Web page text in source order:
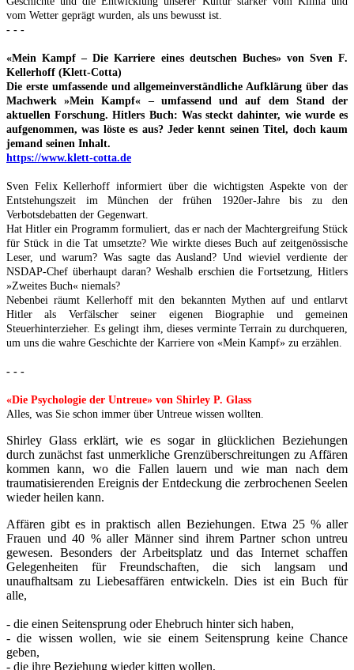
vom Wetter geprägt wurden, als uns bewusst ist.
- - -
«Mein Kampf – Die Karriere eines deutschen Buches» von Sven F.
Kellerhoff (Klett-Cotta)
Die erste umfassende und allgemeinverständliche Aufklärung über das
Machwerk »Mein Kampf« – umfassend und auf dem Stand der
aktuellen Forschung. Hitlers Buch: Was steckt dahinter, wie wurde es
aufgenommen, was löste es aus? Jeder kennt seinen Titel, doch kaum
jemand seinen Inhalt.
https://www.klett-cotta.de
Sven Felix Kellerhoff informiert über die wichtigsten Aspekte von der
Entstehungszeit im München der frühen 1920er-Jahre bis zu den
Verbotsdebatten der Gegenwart.
Hat Hitler ein Programm formuliert, das er nach der Machtergreifung Stück
für Stück in die Tat umsetzte? Wie wirkte dieses Buch auf zeitgenössische
Leser, und warum? Was sagte das Ausland? Und wieviel verdiente der
NSDAP-Chef überhaupt daran? Weshalb erschien die Fortsetzung, Hitlers
»Zweites Buch« niemals?
Nebenbei räumt Kellerhoff mit den bekannten Mythen auf und entlarvt
Hitler als Verfälscher seiner eigenen Biographie und gemeinen
Steuerhinterzieher. Es gelingt ihm, dieses verminte Terrain zu durchqueren,
um uns die wahre Geschichte der Karriere von «Mein Kampf» zu erzählen.
- - -
«Die Psychologie der Untreue» von Shirley P. Glass
Alles, was Sie schon immer über Untreue wissen wollten.
Shirley Glass erklärt, wie es sogar in glücklichen Beziehungen
durch zunächst fast unmerkliche Grenzüberschreitungen zu Affären
kommen kann, wo die Fallen lauern und wie man nach dem
traumatisierenden Ereignis der Entdeckung die zerbrochenen Seelen
wieder heilen kann.
Affären gibt es in praktisch allen Beziehungen. Etwa 25 % aller
Frauen und 40 % aller Männer sind ihrem Partner schon untreu
gewesen. Besonders der Arbeitsplatz und das Internet schaffen
Gelegenheiten für Freundschaften, die sich langsam und
unaufhaltsam zu Liebesaffären entwickeln. Dies ist ein Buch für
alle,
- die einen Seitensprung oder Ehebruch hinter sich haben,
- die wissen wollen, wie sie einem Seitensprung keine Chance
geben,
- die ihre Beziehung wieder kitten wollen,